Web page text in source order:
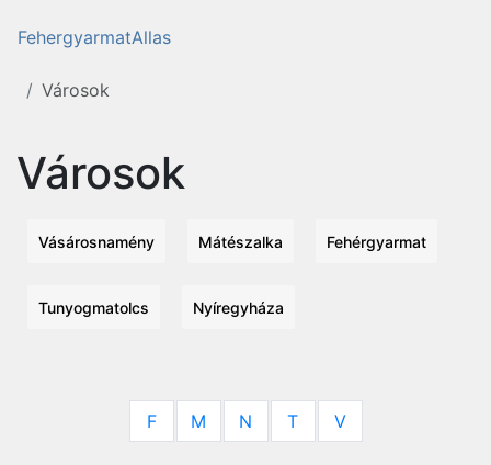
FehergyarmatAllas
Városok
Városok
Vásárosnamény Mátészalka Fehérgyarmat
Tunyogmatolcs Nyíregyháza
F M N T V